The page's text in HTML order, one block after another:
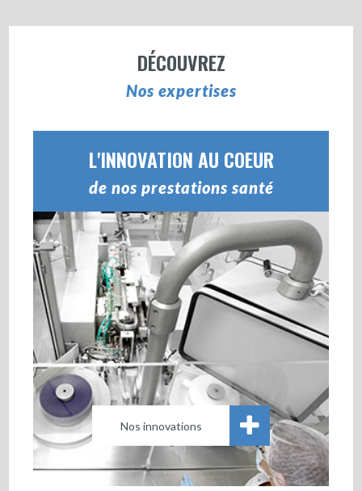
DÉCOUVREZ
Nos expertises
L'INNOVATION AU COEUR
de nos prestations santé
Nos innovations